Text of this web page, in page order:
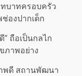
บาทครอบครัว
องปากเด็ก
” ถือเป็นกลไก
ภาพอย่าง
พดี สถานพัฒนา